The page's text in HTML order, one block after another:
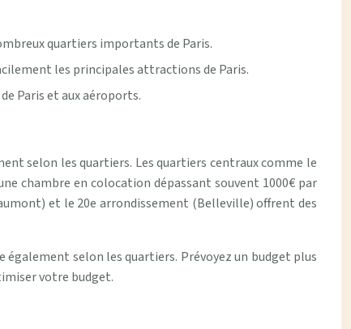
quartiers importants de Paris.
les principales attractions de Paris.
Paris et aux aéroports.
selon les quartiers. Les quartiers centraux comme le
chambre en colocation dépassant souvent 1000€ par
et le 20e arrondissement (Belleville) offrent des
également selon les quartiers. Prévoyez un budget plus
votre budget.